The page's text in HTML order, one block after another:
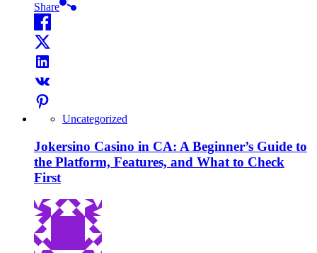
Share
Uncategorized
Jokersino Casino in CA: A Beginner’s Guide to
the Platform, Features, and What to Check
First